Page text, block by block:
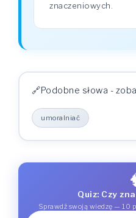
znaczeniowych.
Podobne słowa -
umoralniać
Quiz: Czy
Sprawdź swoją wiedzę — 10